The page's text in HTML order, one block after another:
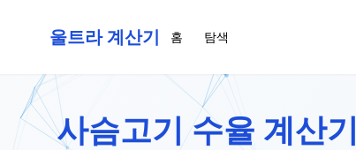
울트라 계산기 홈 탐색
사슴고기 수율 계산기